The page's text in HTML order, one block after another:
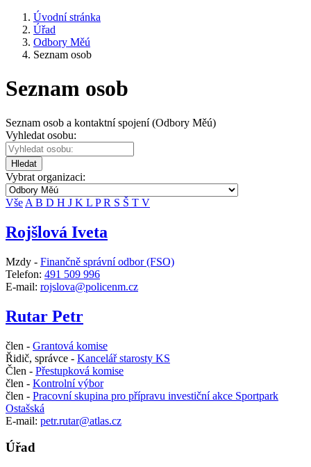
Úvodní stránka
Úřad
Odbory Měú
Seznam osob
Seznam osob
Seznam osob a kontaktní spojení (Odbory Měú)
Vyhledat osobu:
Hledat
Vybrat organizaci:
Vše A B D H J K L PR S Š T V
Rojšlová Iveta
Mzdy - Finančně správní odbor (FSO)
Telefon: 491 509 996
E-mail: rojslova@policenm.cz
Rutar Petr
člen - Grantová komise
Řidič, správce - Kancelář starosty KS
Člen - Přestupková komise
člen - Kontrolní výbor
člen - Pracovní skupina pro přípravu investiční akce Sportpark
Ostašská
E-mail: petr.rutar@atlas.cz
Úřad